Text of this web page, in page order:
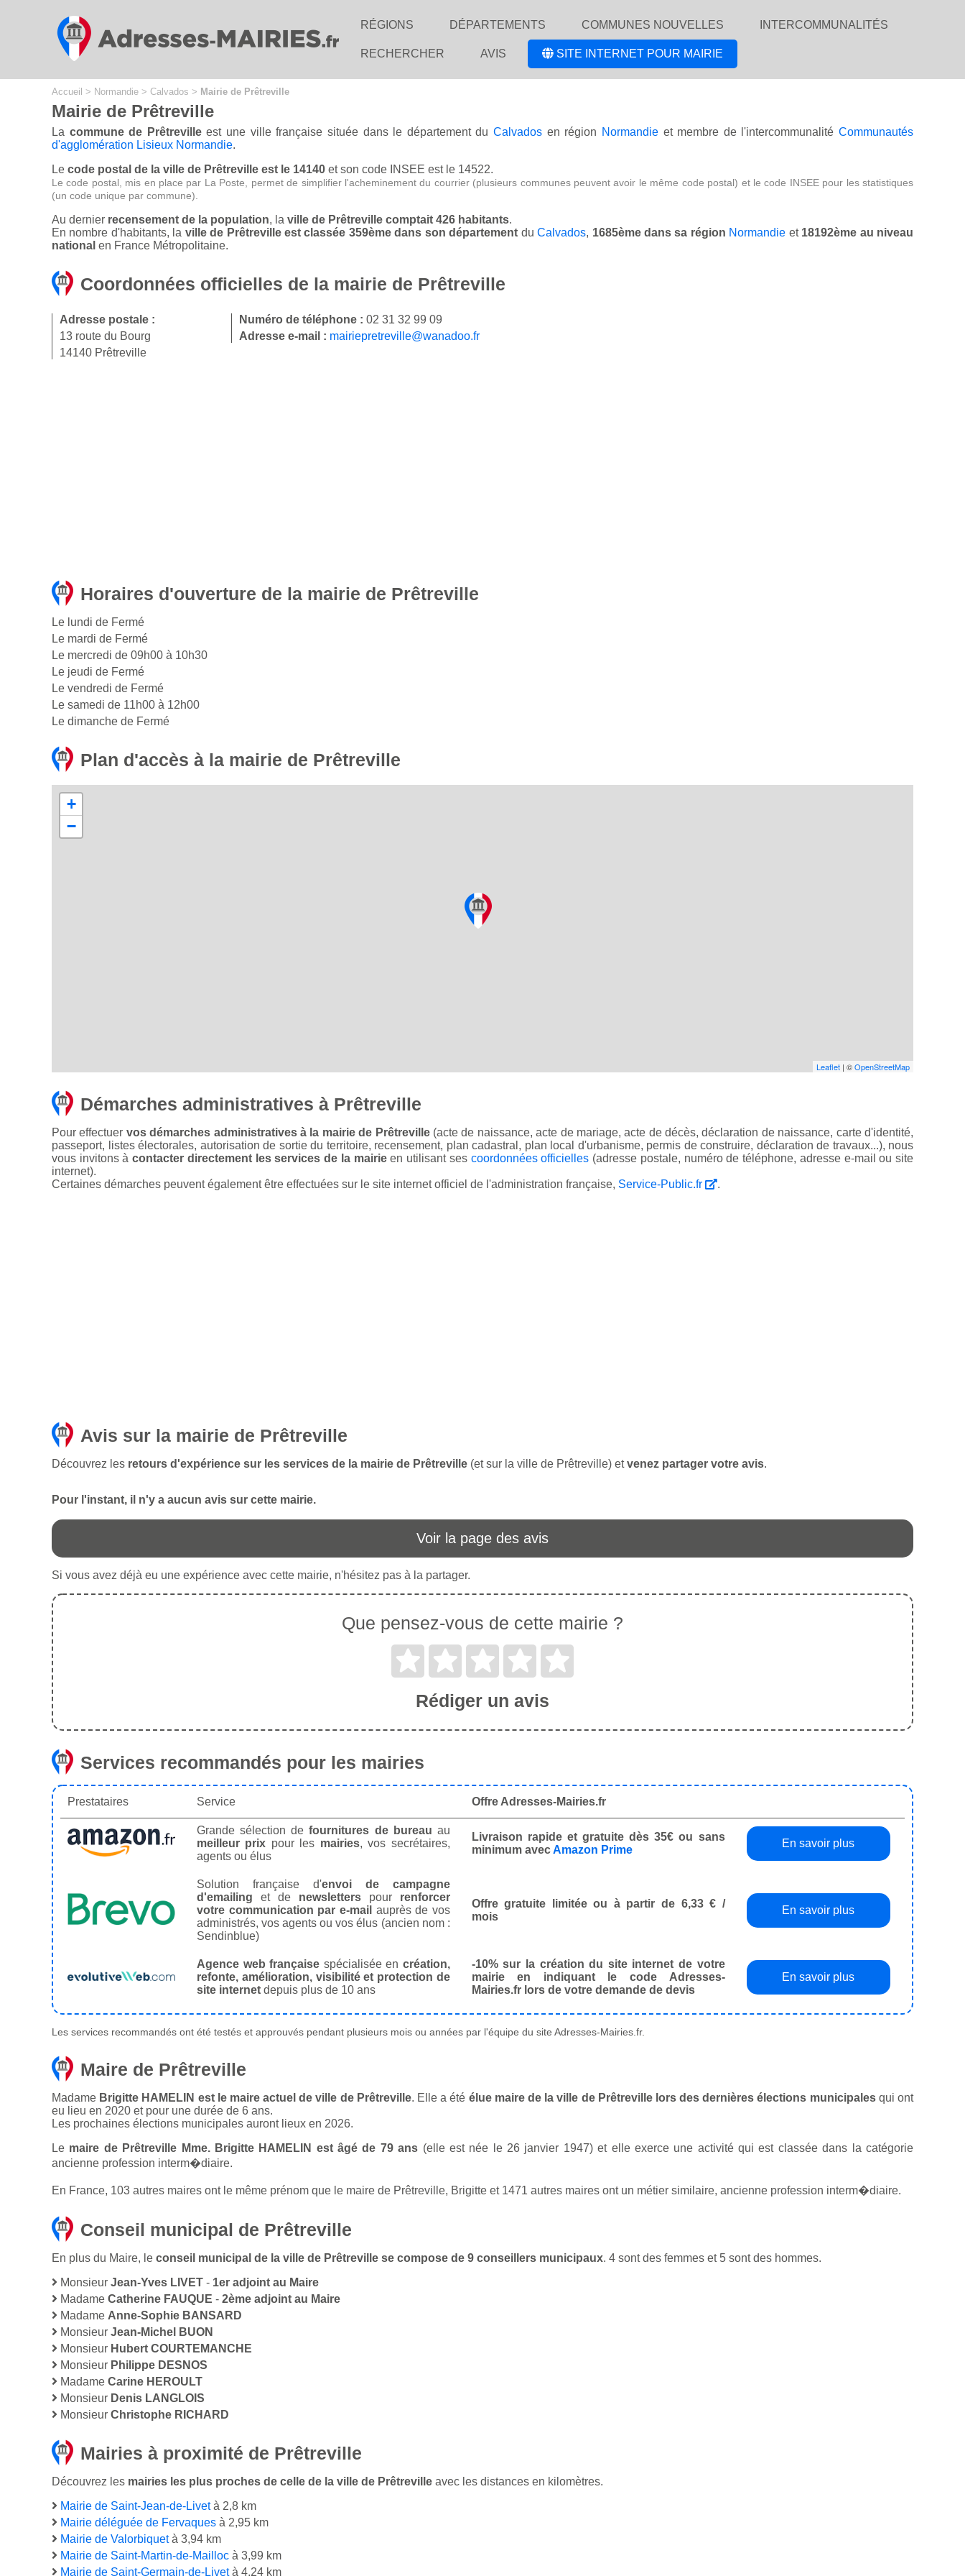
RÉGIONS DÉPARTEMENTS COMMUNES NOUVELLES INTERCOMMUNALITÉS
RECHERCHER AVIS SITE INTERNET POUR MAIRIE
Accueil > Normandie > Calvados > Mairie de Prêtreville
Mairie de Prêtreville
La commune de Prêtrevilleest une ville française située dans le département duCalvados en région Normandieet membre de l'intercommunalitéCommunautés
d'agglomération Lisieux Normandie.
Le code postal de la ville de Prêtreville est le 14140 et son code INSEE est le 14522.
Le code postal, mis en place par La Poste, permet de simplifier l'acheminement du courrier (plusieurs communes peuvent avoir le même code postal) et le code INSEE pour les statistiques
(un code unique par commune).
Au dernier recensement de la population, la ville de Prêtreville comptait 426 habitants.
En nombre d'habitants, la ville de Prêtreville est classée 359ème dans son département duCalvados, 1685ème dans sa région Normandie et 18192ème au niveau
national en France Métropolitaine.
Coordonnées officielles de la mairie de Prêtreville
Adresse postale :
13 route du Bourg
14140 Prêtreville
Numéro de téléphone : 02 31 32 99 09
Adresse e-mail : mairiepretreville@wanadoo.fr
Horaires d'ouverture de la mairie de Prêtreville
Le lundi de Fermé
Le mardi de Fermé
Le mercredi de 09h00 à 10h30
Le jeudi de Fermé
Le vendredi de Fermé
Le samedi de 11h00 à 12h00
Le dimanche de Fermé
Plan d'accès à la mairie de Prêtreville
+
−
Leaflet | ©OpenStreetMap
Démarches administratives à Prêtreville
Pour effectuer vos démarches administratives à la mairie de Prêtreville(acte de naissance, acte de mariage, acte de décès, déclaration de naissance, carte d'identité,
passeport, listes électorales, autorisation de sortie du territoire, recensement, plan cadastral, plan local d'urbanisme, permis de construire, déclaration de travaux...), nous
vous invitons àcontacter directement les services de la mairieen utilisant ses coordonnées officielles (adresse postale, numéro de téléphone, adresse e-mail ou site
internet).
Certaines démarches peuvent également être effectuées sur le site internet officiel de l'administration française, Service-Public.fr .
Avis sur la mairie de Prêtreville
Découvrez les retours d'expérience sur les services de la mairie de Prêtreville (et sur la ville de Prêtreville) etvenez partager votre avis.
Pour l'instant, il n'y a aucun avis sur cette mairie.
Voir la page des avis
Si vous avez déjà eu une expérience avec cette mairie, n'hésitez pas à la partager.
Que pensez-vous de cette mairie ?
Rédiger un avis
Services recommandés pour les mairies
Prestataires Service Offre Adresses-Mairies.fr
Grande sélection defournitures de bureau au
meilleur prix pour les mairies, vos secrétaires,
agents ou élus
Livraison rapide et gratuite dès 35€ ou sans
minimum avecAmazon Prime
En savoir plus
Solution française d'envoi de campagne
d'emailing et de newsletterspour renforcer
votre communication par e-mail auprès de vos
administrés, vos agents ou vos élus (ancien nom :
Sendinblue)
Offre gratuite limitée ou à partir de 6,33 € /
mois
En savoir plus
Agence web française spécialisée en création,
refonte, amélioration, visibilité et protection de
site internet depuis plus de 10 ans
-10% sur la création du site internet de votre
mairie en indiquant le code Adresses-
Mairies.fr lors de votre demande de devis
En savoir plus
Les services recommandés ont été testés et approuvés pendant plusieurs mois ou années par l'équipe du site Adresses-Mairies.fr.
Maire de Prêtreville
Madame Brigitte HAMELIN est le maire actuel de ville de Prêtreville. Elle a été élue maire de la ville de Prêtreville lors des dernières élections municipalesqui ont
eu lieu en 2020 et pour une durée de 6 ans.
Les prochaines élections municipales auront lieux en 2026.
Le maire de Prêtreville Mme. Brigitte HAMELIN est âgé de 79 ans (elle est née le 26 janvier 1947) et elle exerce une activité qui est classée dans la catégorie
ancienne profession interm�diaire.
En France, 103 autres maires ont le même prénom que le maire de Prêtreville, Brigitte et 1471 autres maires ont un métier similaire, ancienne profession interm�diaire.
Conseil municipal de Prêtreville
En plus du Maire, le conseil municipal de la ville de Prêtreville se compose de 9 conseillers municipaux. 4 sont des femmes et 5 sont des hommes.
Monsieur Jean-Yves LIVET - 1er adjoint au Maire
Madame Catherine FAUQUE - 2ème adjoint au Maire
Madame Anne-Sophie BANSARD
Monsieur Jean-Michel BUON
Monsieur Hubert COURTEMANCHE
Monsieur Philippe DESNOS
Madame Carine HEROULT
Monsieur Denis LANGLOIS
Monsieur Christophe RICHARD
Mairies à proximité de Prêtreville
Découvrez les mairies les plus proches de celle de la ville de Prêtreville avec les distances en kilomètres.
Mairie de Saint-Jean-de-Livetà 2,8 km
Mairie déléguée de Fervaques à 2,95 km
Mairie de Valorbiquetà 3,94 km
Mairie de Saint-Martin-de-Mailloc à 3,99 km
Mairie de Saint-Germain-de-Livetà 4,24 km